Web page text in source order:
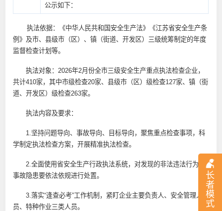
长
者
模
式
公示如下：
执法依据：《中华人民共和国安全生产法》《江苏省安全生产条
例》及市、县级市（区）、镇（街道、开发区）三级统筹制定的年度
监督检查计划等。
执法对象：2026年2月份全市三级安全生产重点执法检查企业，
共计410家，其中市级检查20家、县级市（区）级检查127家、镇（街
道、开发区）级检查263家。
执法内容及要求：
1.坚持问题导向、事故导向、目标导向，聚焦重点检查事项，科
学制定执法检查方案，开展精准执法检查。
2.全面使用省安全生产行政执法系统，对发现的非法违法行为及
事故隐患要依法依规进行处置。
3.落实“逢查必考”工作机制，紧盯企业主要负责人、安全管理人
员、特种作业三类人员。